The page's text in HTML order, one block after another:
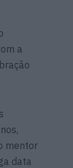
a
mentor
data